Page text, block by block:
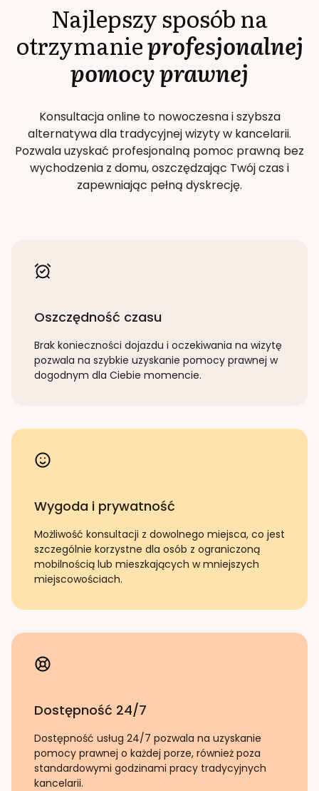
Najlepszy sposób na
otrzymanieprofesjonalnej
pomocy prawnej
Konsultacja online to nowoczesna i szybsza
alternatywa dla tradycyjnej wizyty w kancelarii.
Pozwala uzyskać profesjonalną pomoc prawną bez
wychodzenia z domu, oszczędzając Twój czas i
zapewniając pełną dyskrecję.
Oszczędność czasu
Brak konieczności dojazdu i oczekiwania na wizytę
pozwala na szybkie uzyskanie pomocy prawnej w
dogodnym dla Ciebie momencie.
Wygoda i prywatność
Możliwość konsultacji z dowolnego miejsca, co jest
szczególnie korzystne dla osób z ograniczoną
mobilnością lub mieszkających w mniejszych
miejscowościach.
Dostępność 24/7
Dostępność usług 24/7 pozwala na uzyskanie
pomocy prawnej o każdej porze, również poza
standardowymi godzinami pracy tradycyjnych
kancelarii.